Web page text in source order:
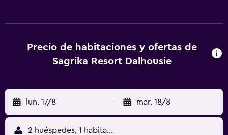
disponen de escritorio. Se ofrece una televisión LCD de 32
pulgadas con canales por cable. Los baños están
limpieza a petición. Se pueden practicar las actividades de
ocio y esparcimiento que se indican más abajo en las
instalaciones o cerca del alojamiento (es posible que se
aplique un recargo).
Precio de habitaciones y ofertas de
Sagrika Resort Dalhousie
lun. 17/8 - mar. 18/8
2 huéspedes, 1 habitación